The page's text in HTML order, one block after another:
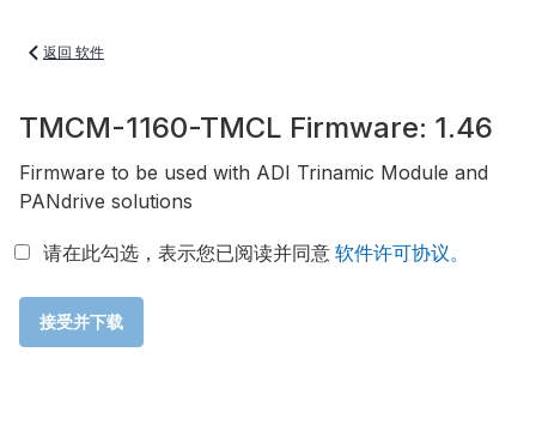
返回 软件
TMCM-1160-TMCL Firmware: 1.46
Firmware to be used with ADI Trinamic Module and
PANdrive solutions
请在此勾选，表示您已阅读并同意软件许可协议。
接受并下载